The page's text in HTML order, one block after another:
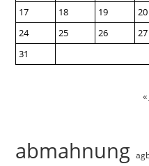
17
18 19 20
24
25 26 27
31
«
abmahnung